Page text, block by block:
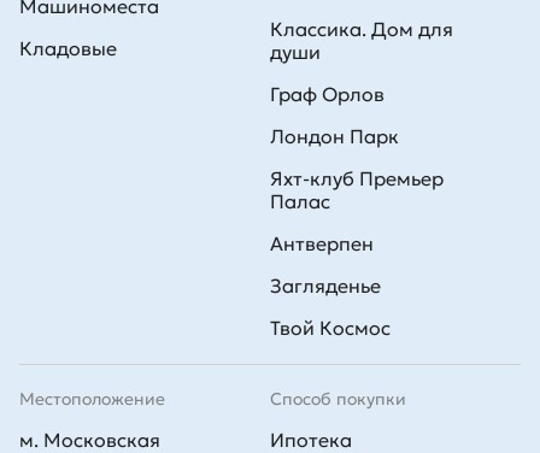
Машиноместа
Кладовые
Способ покупки
Ипотека
Классика. Дом для
души
Граф Орлов
Лондон Парк
Яхт-клуб Премьер
Палас
Антверпен
Загляденье
Твой Космос
Местоположение
м. Московская